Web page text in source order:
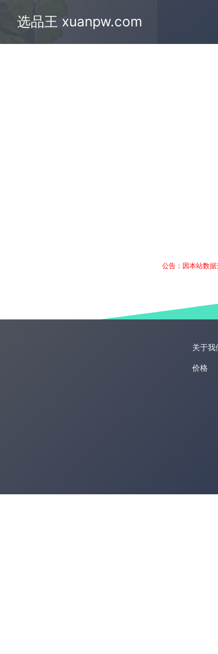
选品王 xuanpw.com
公告：因本站数
关于我
价格